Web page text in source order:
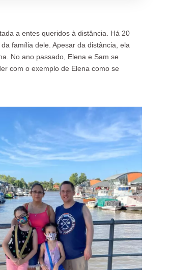
a entes queridos à distância. Há 20
família dele. Apesar da distância, ela
No ano passado, Elena e Sam se
com o exemplo de Elena como se